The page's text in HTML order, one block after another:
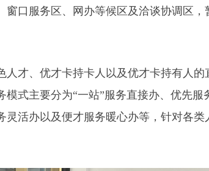
口服务区、网办等候区及洽谈协调区，
人才、优才卡持卡人以及优才卡持有人的
式主要分为“一站”服务直接办、优先服
活办以及便才服务暖心办等，针对各类